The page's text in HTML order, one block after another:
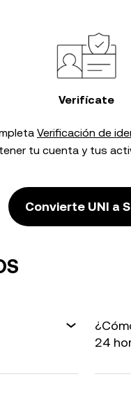
Verifícate
Verificación de
tu cuenta y tus
Convierte UNI a
24